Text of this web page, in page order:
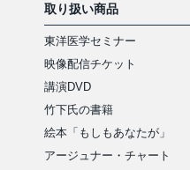
取り扱い商品
東洋医学セミナー
映像配信チケット
講演DVD
竹下氏の書籍
絵本「もしもあなたが」
アージュナー・チャート